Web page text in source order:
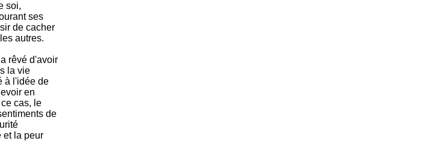
soi,
ses
de cacher
autres.
rêvé d'avoir
la vie
à l'idée de
en
cas, le
de
et la peur